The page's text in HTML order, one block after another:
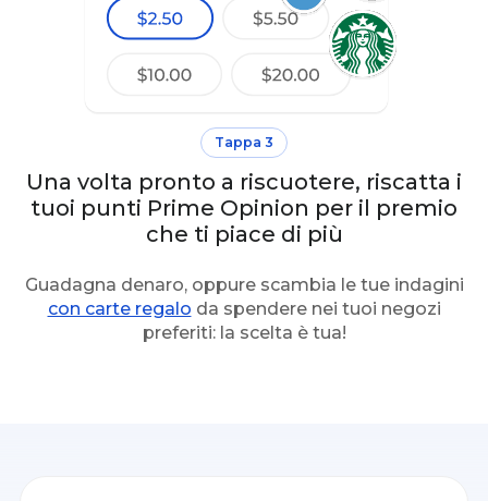
Tappa 3
Una volta pronto a riscuotere, riscatta i
tuoi punti Prime Opinion per il premio
che ti piace di più
Guadagna denaro, oppure scambia le tue indagini
con carte regalo da spendere nei tuoi negozi
preferiti: la scelta è tua!